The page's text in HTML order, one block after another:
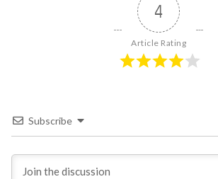
4
Article Rating
Subscribe